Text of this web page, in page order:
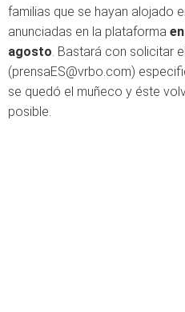
familias que se hayan alojado
anunciadas en la plataforma
agosto. Bastará con solicitar
(prensaES@vrbo.com)
se quedó el muñeco y éste
posible.